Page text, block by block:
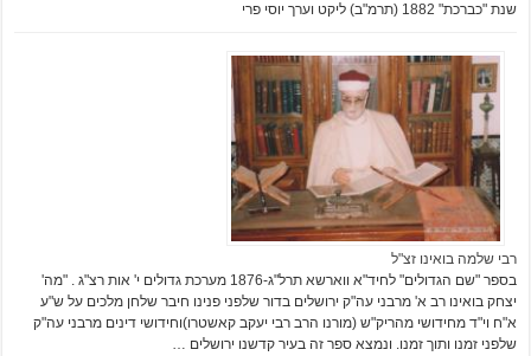
שנת "כברכת" 1882 (תרמ"ב) ליקט וערך יוסי פרי
רבי שלמה בואינו זצ"ל
בספר "שם הגדולים" לחיד"א ווארשא תרל"ג-1876 מערכת גדולים י' אות רצ"ג . "מה'
יצחק בואינו רב א' מרבני עה"ק ירושלים בדור שלפני פנינו חיבר שלחן מלכים על ש"ע
א"ח וי"ד מחידושי מהריק"ש (מורנו הרב רבי יעקב קאשטרו)וחידושי דינים מרבני עה"ק
שלפני זמנו ותוך זמנו. ונמצא ספר זה בעיר קדשנו ירושלים …